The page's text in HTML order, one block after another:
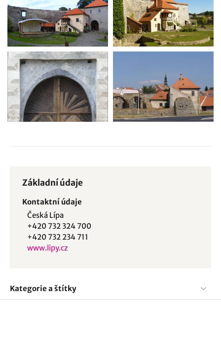
Základní údaje
Kontaktní údaje
Česká Lípa
+420 732 324 700
+420 732 234 711
www.lipy.cz
Kategorie a štítky